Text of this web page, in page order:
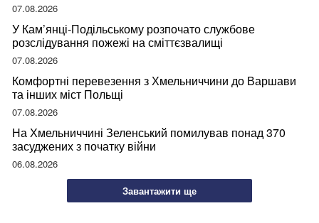
07.08.2026
У Кам’янці-Подільському розпочато службове
розслідування пожежі на сміттєзвалищі
07.08.2026
Комфортні перевезення з Хмельниччини до Варшави
та інших міст Польщі
07.08.2026
На Хмельниччині Зеленський помилував понад 370
засуджених з початку війни
06.08.2026
Завантажити ще